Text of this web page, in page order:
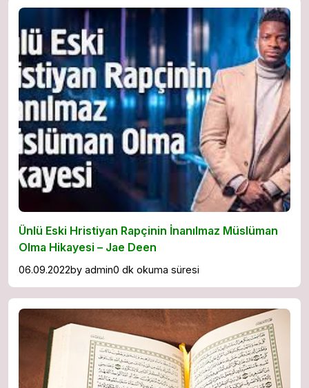
Ünlü Eski Hristiyan Rapçinin İnanılmaz Müslüman
Olma Hikayesi – Jae Deen
06.09.2022by admin0 dk okuma süresi